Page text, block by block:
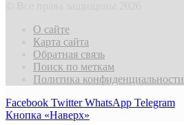
О сайте
Карта сайта
Обратная связь
Поиск по меткам
Политика конфиденциальности
Facebook Twitter WhatsApp Telegram
Кнопка «Наверх»